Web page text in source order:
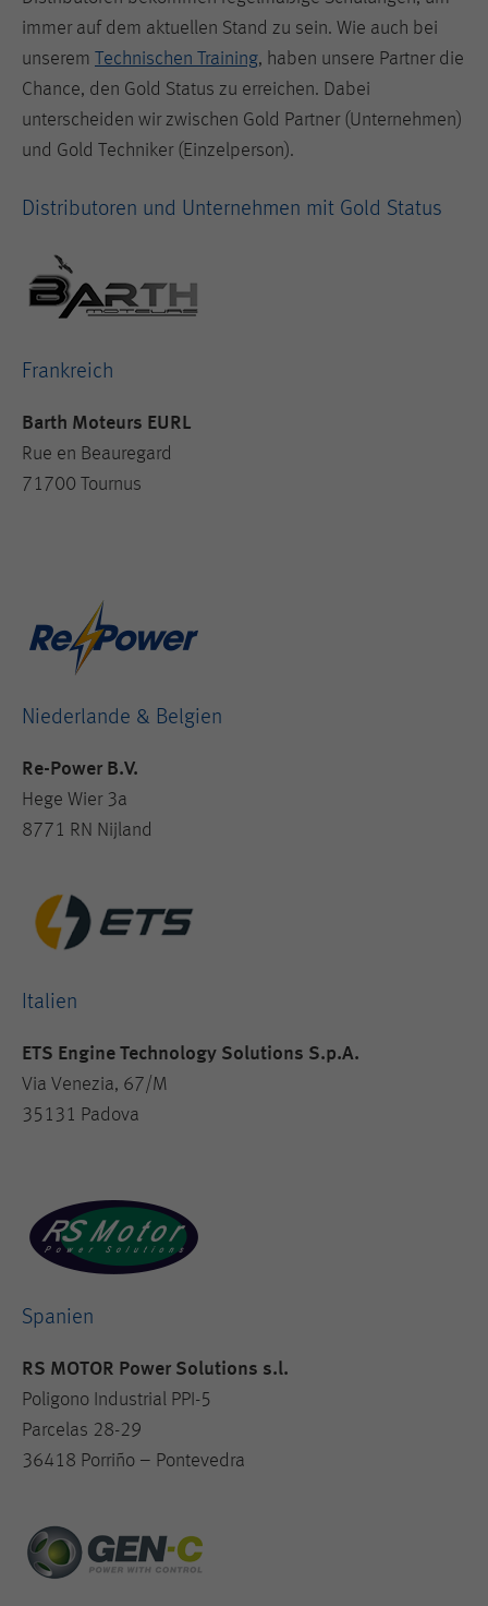
immer auf dem aktuellen Stand zu sein. Wie auch bei
unserem Technischen Training, haben unsere Partner die
Chance, den Gold Status zu erreichen. Dabei
unterscheiden wir zwischen Gold Partner (Unternehmen)
und Gold Techniker (Einzelperson).
Distributoren und Unternehmen mit Gold Status
Frankreich
Barth Moteurs EURL
Rue en Beauregard
71700 Tournus
Niederlande & Belgien
Re-Power B.V.
Hege Wier 3a
8771 RN Nijland
Italien
ETS Engine Technology Solutions S.p.A.
Via Venezia, 67/M
35131 Padova
Spanien
RS MOTOR Power Solutions s.l.
Poligono Industrial PPI-5
Parcelas 28-29
36418 Porriño – Pontevedra